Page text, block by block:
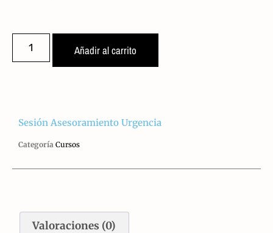
Añadir al carrito
Sesión Asesoramiento Urgencia
Categoría Cursos
Valoraciones (0)